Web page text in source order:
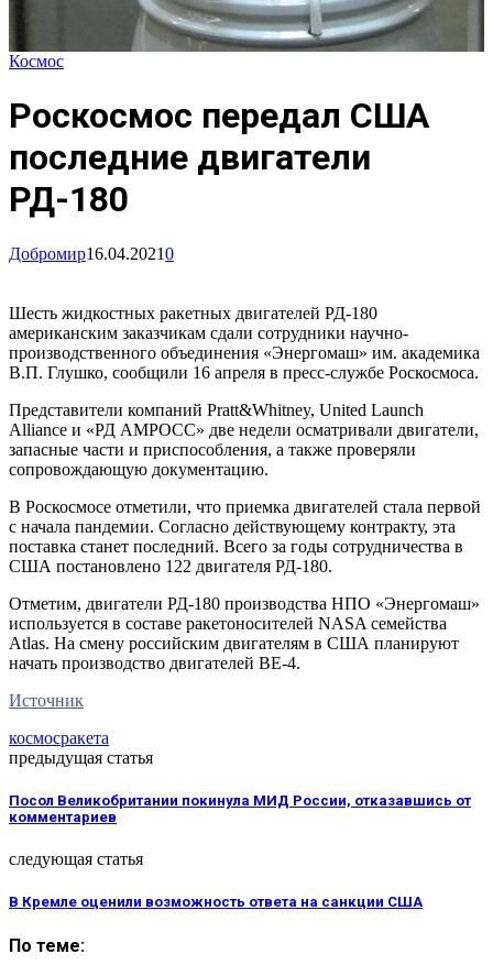
Космос
Роскосмос передал США
последние двигатели
РД-180
Добромир16.04.20210
Шесть жидкостных ракетных двигателей РД-180
американским заказчикам сдали сотрудники научно-
производственного объединения «Энергомаш» им. академика
В.П. Глушко, сообщили 16 апреля в пресс-службе Роскосмоса.
Представители компаний Pratt&Whitney, United Launch
Alliance и «РД АМРОСС» две недели осматривали двигатели,
запасные части и приспособления, а также проверяли
сопровождающую документацию.
В Роскосмосе отметили, что приемка двигателей стала первой
с начала пандемии. Согласно действующему контракту, эта
поставка станет последний. Всего за годы сотрудничества в
США постановлено 122 двигателя РД-180.
Отметим, двигатели РД-180 производства НПО «Энергомаш»
используется в составе ракетоносителей NASA семейства
Atlas. На смену российским двигателям в США планируют
начать производство двигателей BE-4.
Источник
космосракета
предыдущая статья
Посол Великобритании покинула МИД России, отказавшись от
комментариев
следующая статья
В Кремле оценили возможность ответа на санкции США
По теме: